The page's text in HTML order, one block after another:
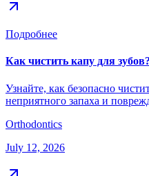
Подробнее
Как чистить капу для зубов?
Узнайте, как безопасно
неприятного запаха и
Orthodontics
July 12, 2026